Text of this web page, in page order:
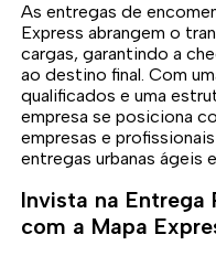
As entregas de
Express abrangem o
cargas, garantindo a
ao destino final. Com
qualificados e uma
empresa se posiciona
empresas e
entregas urbanas ágeis
Invista na Entrega
com a Mapa